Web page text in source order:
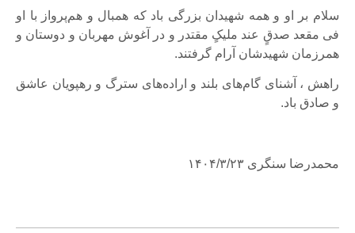
سلام بر او و همه شهیدان بزرگی باد که همبال و هم‌پرواز با او
فی مقعد صدقٍ عند ملیکٍ مقتدر و در آغوش مهربان و دوستان و
همرزمان شهیدشان آرام گرفتند.
راهش ، آشنای گام‌های بلند و اراده‌های سترگ و رهپویان عاشق
و صادق باد.
محمدرضا سنگری ۱۴۰۴/۳/۲۳